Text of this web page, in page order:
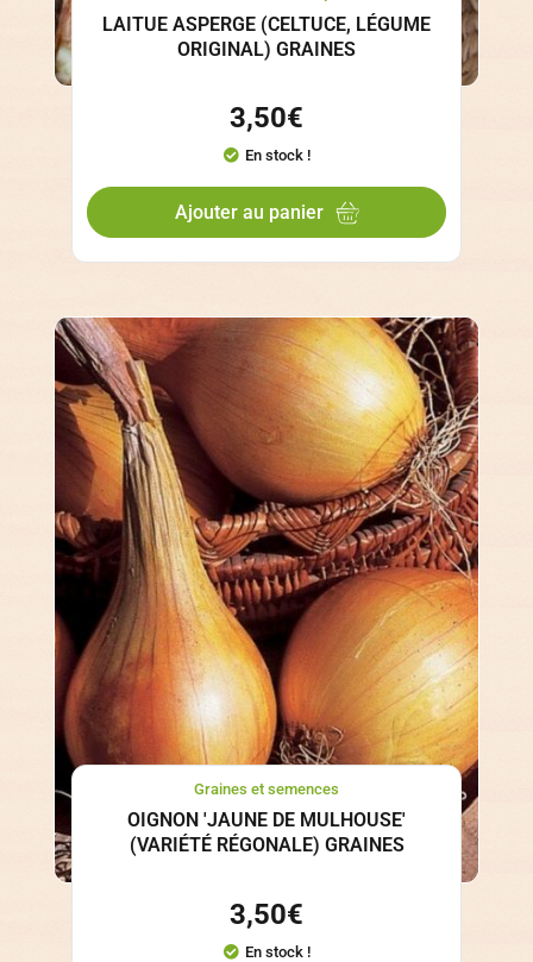
LAITUE ASPERGE (CELTUCE, LÉGUME
ORIGINAL) GRAINES
3,50€
En stock !
Ajouter au panier
Graines et semences
OIGNON 'JAUNE DE MULHOUSE'
(VARIÉTÉ RÉGONALE) GRAINES
3,50€
En stock !